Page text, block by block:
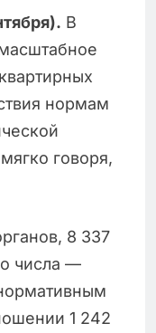
В
нормам
говоря,
8 337
числа —
1 242